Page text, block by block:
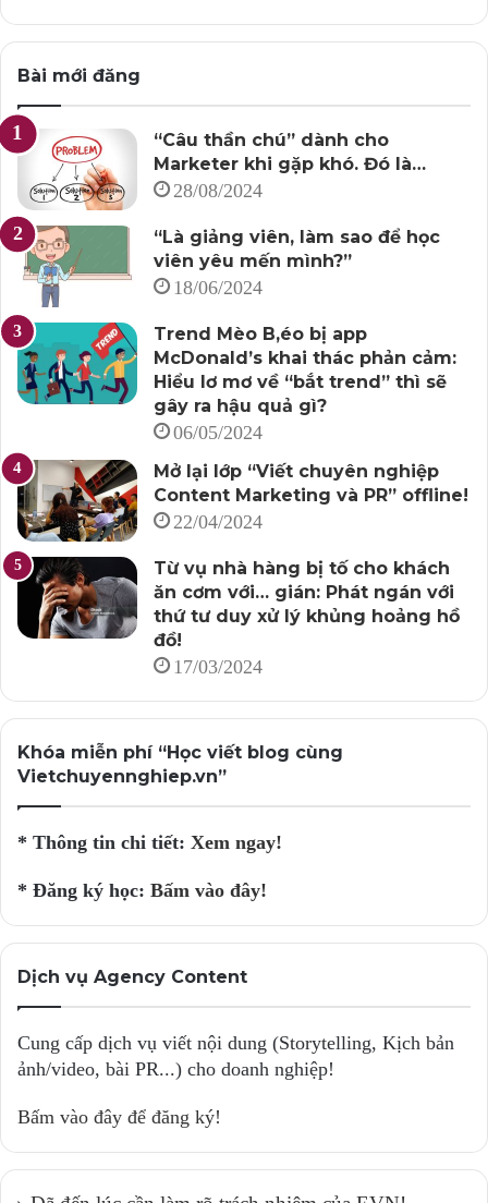
Bài mới đăng
“Câu thần chú” dành cho
Marketer khi gặp khó. Đó là…
28/08/2024
“Là giảng viên, làm sao để học
viên yêu mến mình?”
18/06/2024
Trend Mèo B,éo bị app
McDonald’s khai thác phản cảm:
Hiểu lơ mơ về “bắt trend” thì sẽ
gây ra hậu quả gì?
06/05/2024
Mở lại lớp “Viết chuyên nghiệp
Content Marketing và PR” offline!
22/04/2024
Từ vụ nhà hàng bị tố cho khách
ăn cơm với… gián: Phát ngán với
thứ tư duy xử lý khủng hoảng hồ
đồ!
17/03/2024
Khóa miễn phí “Học viết blog cùng
Vietchuyennghiep.vn”
* Thông tin chi tiết: Xem ngay!
* Đăng ký học: Bấm vào đây!
Dịch vụ Agency Content
Cung cấp dịch vụ viết nội dung (Storytelling, Kịch bản
ảnh/video, bài PR...) cho doanh nghiệp!
Bấm vào đây để đăng ký!